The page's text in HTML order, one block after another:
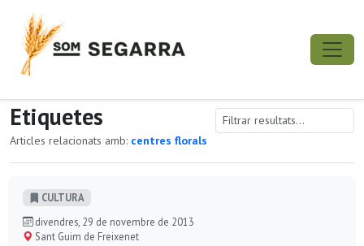
Etiquetes
Articles relacionats amb: centres florals
CULTURA
divendres, 29 de novembre de 2013
Sant Guim de Freixenet